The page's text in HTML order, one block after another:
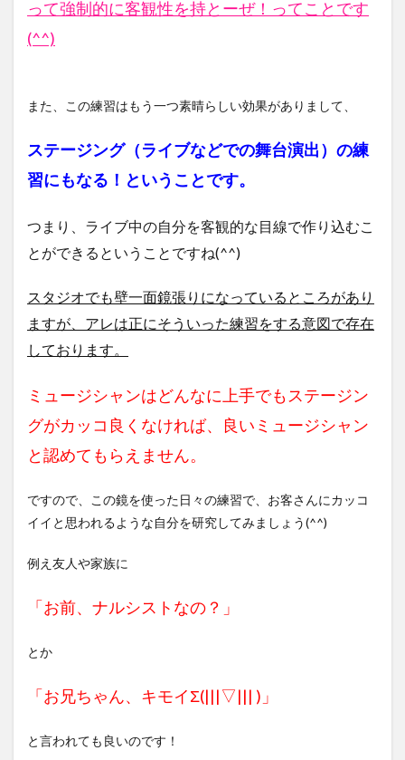
って強制的に客観性を持とーぜ！ってことです
(^^)
また、この練習はもう一つ素晴らしい効果がありまして、
ステージング（ライブなどでの舞台演出）の練
習にもなる！ということです。
つまり、ライブ中の自分を客観的な目線で作り込むこ
とができるということですね(^^)
スタジオでも壁一面鏡張りになっているところがあり
ますが、アレは正にそういった練習をする意図で存在
しております。
ミュージシャンはどんなに上手でもステージン
グがカッコ良くなければ、良いミュージシャン
と認めてもらえません。
ですので、この鏡を使った日々の練習で、お客さんにカッコ
イイと思われるような自分を研究してみましょう(^^)
例え友人や家族に
「お前、ナルシストなの？」
とか
「お兄ちゃん、キモイΣ(|||▽||| ) 」
と言われても良いのです！